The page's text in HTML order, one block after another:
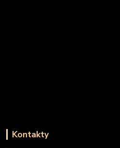
Kontakty